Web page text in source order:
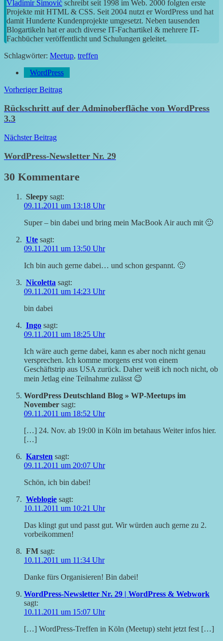
Vladimir Simović schreibt seit 1998 im Web. 2000 folgten erste
Projekte mit HTML & CSS. Seit 2004 nutzt er WordPress und hat
damit Hunderte Kundenprojekte umgesetzt. Neben tausenden
Blogartikeln hat er auch diverse IT-Fachartikel & mehrere IT-
Fachbücher veröffentlicht und Schulungen geleitet.
Schlagwörter: Meetup, treffen
WordPress
Beitragsnavigation
Vorheriger Beitrag
Rückschritt auf der Adminoberfläche von WordPress
3.3
Nächster Beitrag
WordPress-Newsletter Nr. 29
30 Kommentare
Sleepy sagt:
09.11.2011 um 13:18 Uhr
Super – bin dabei und bring mein MacBook Air auch mit 🙂
Ute sagt:
09.11.2011 um 13:50 Uhr
Ich bin auch gerne dabei… und schon gespannt. 🙂
Nicoletta sagt:
09.11.2011 um 14:23 Uhr
bin dabei
Ingo sagt:
09.11.2011 um 18:25 Uhr
Ich wäre auch gerne dabei, kann es aber noch nicht genau
versprechen. Ich komme morgens erst von einem
Geschäftstrip aus USA zurück. Daher weiß ich noch nicht, ob
mein Jetlag eine Teilnahme zulässt 😉
WordPress Deutschland Blog » WP-Meetups im
November sagt:
09.11.2011 um 18:52 Uhr
[…] 24. Nov. ab 19:00 in Köln im betahaus Weiter infos hier.
[…]
Karsten sagt:
09.11.2011 um 20:07 Uhr
Schön, ich bin dabei!
Weblogie sagt:
10.11.2011 um 10:21 Uhr
Das klingt gut und passt gut. Wir würden auch gerne zu 2.
vorbeikommen!
FM sagt:
10.11.2011 um 11:34 Uhr
Danke fürs Organisieren! Bin dabei!
WordPress-Newsletter Nr. 29 | WordPress & Webwork
sagt:
10.11.2011 um 15:07 Uhr
[…] WordPress-Treffen in Köln (Meetup) steht jetzt fest […]